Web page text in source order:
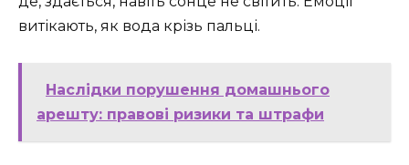
витікають, як вода крізь пальці.
Наслідки порушення домашнього
арешту: правові ризики та штрафи